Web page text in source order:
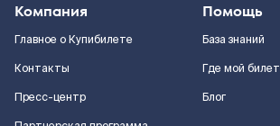
Компания
Главное о Купибилете
Контакты
Пресс-центр
Помощь
База знаний
Где мой билет
Блог